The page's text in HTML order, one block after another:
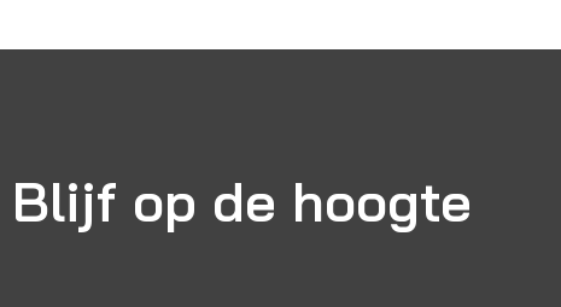
Blijf op de hoogte